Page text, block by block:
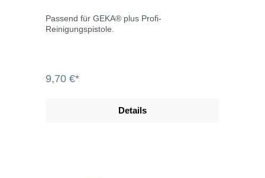
Passend für GEKA® plus Profi-
Reinigungspistole.
9,70 €*
Details